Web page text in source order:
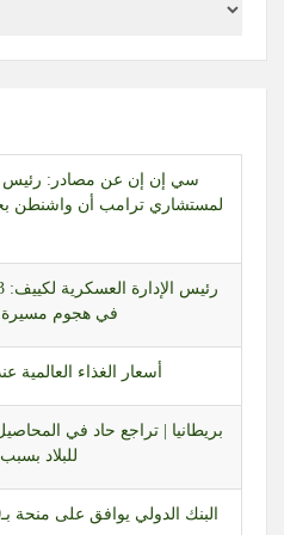
لمستشاري ترامب أن واشنطن
في هجوم
أسعار الغذاء العالمية
للبلاد
البنتاغون يعفي قائد الفيلق